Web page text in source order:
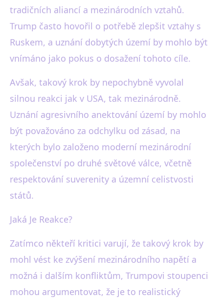
tradičních aliancí a mezinárodních vztahů.
Trump často hovořil o potřebě zlepšit vztahy s
Ruskem, a uznání dobytých území by mohlo být
vnímáno jako pokus o dosažení tohoto cíle.
Avšak, takový krok by nepochybně vyvolal
silnou reakci jak v USA, tak mezinárodně.
Uznání agresivního anektování území by mohlo
být považováno za odchylku od zásad, na
kterých bylo založeno moderní mezinárodní
společenství po druhé světové válce, včetně
respektování suverenity a územní celistvosti
států.
Jaká Je Reakce?
Zatímco někteří kritici varují, že takový krok by
mohl vést ke zvýšení mezinárodního napětí a
možná i dalším konfliktům, Trumpovi stoupenci
mohou argumentovat, že je to realistický